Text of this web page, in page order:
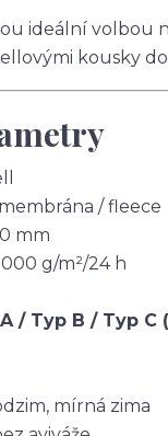
ideální volbou
kousky
/ fleece
mm
g/m²/24 h
/ Typ B / Typ C
mírná zima